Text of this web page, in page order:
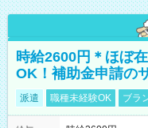
時給2600円＊ほぼ
OK！補助金申請の
派遣 職種未経験OK ブラ